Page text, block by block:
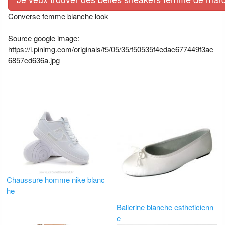
Converse femme blanche look
Source google image:
https://i.pinimg.com/originals/f5/05/35/f50535f4edac677449f3ac
6857cd636a.jpg
Chaussure homme nike blanc
he
Ballerine blanche estheticienn
e